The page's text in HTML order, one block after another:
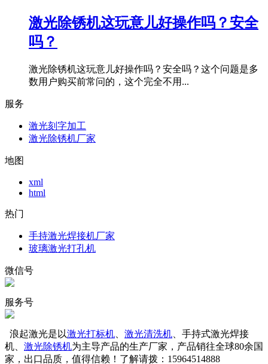
激光除锈机这玩意儿好操作吗？安全
吗？
激光除锈机这玩意儿好操作吗？安全吗？这个问题是多
数用户购买前常问的，这个完全不用...
服务
激光刻字加工
激光除锈机厂家
地图
xml
html
热门
手持激光焊接机厂家
玻璃激光打孔机
微信号
服务号
浪起激光是以激光打标机 激光清洗机 、手持式激光焊接
机、 激光除锈机为主导产品的生产厂家，产品销往全球80余国
家，出口品质，值得信赖！了解请拨：15964514888